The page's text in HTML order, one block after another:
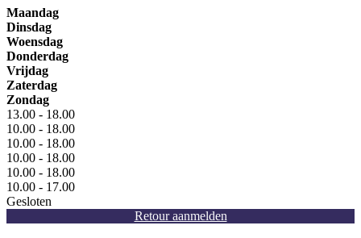
Maandag
Dinsdag
Woensdag
Donderdag
Vrijdag
Zaterdag
Zondag
13.00 - 18.00
10.00 - 18.00
10.00 - 18.00
10.00 - 18.00
10.00 - 18.00
10.00 - 17.00
Gesloten
Retour aanmelden